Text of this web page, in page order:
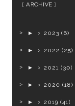
ARCHIVE
► 2023 (6)
► 2022 (25)
► 2021 (30)
► 2020 (18)
► 2019 (41)